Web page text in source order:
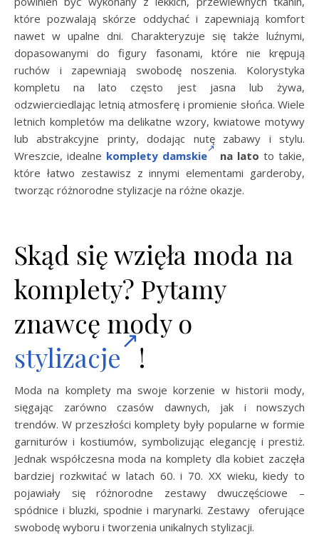
które pozwalają skórze oddychać i zapewniają komfort
nawet w upalne dni. Charakteryzuje się także luźnymi,
dopasowanymi do figury fasonami, które nie krępują
ruchów i zapewniają swobodę noszenia. Kolorystyka
kompletu na lato często jest jasna lub żywa,
odzwierciedlając letnią atmosferę i promienie słońca. Wiele
letnich kompletów ma delikatne wzory, kwiatowe motywy
lub abstrakcyjne printy, dodając nutę zabawy i stylu.
Wreszcie, idealne komplety damskie na lato to takie,
które łatwo zestawisz z innymi elementami garderoby,
tworząc różnorodne stylizacje na różne okazje.
Skąd się wzięła moda na
komplety? Pytamy
znawcę mody o
stylizacje
!
Moda na komplety ma swoje korzenie w historii mody,
sięgając zarówno czasów dawnych, jak i nowszych
trendów. W przeszłości komplety były popularne w formie
garniturów i kostiumów, symbolizując elegancję i prestiż.
Jednak współczesna moda na komplety dla kobiet zaczęła
bardziej rozkwitać w latach 60. i 70. XX wieku, kiedy to
pojawiały się różnorodne zestawy dwuczęściowe –
spódnice i bluzki, spodnie i marynarki. Zestawy oferujące
swobodę wyboru i tworzenia unikalnych stylizacji.